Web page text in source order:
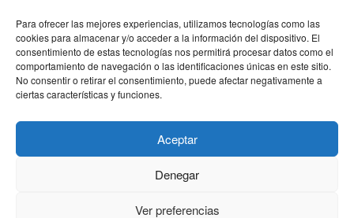
Para ofrecer las mejores experiencias, utilizamos tecnologías como las
cookies para almacenar y/o acceder a la información del dispositivo. El
consentimiento de estas tecnologías nos permitirá procesar datos como el
comportamiento de navegación o las identificaciones únicas en este sitio.
No consentir o retirar el consentimiento, puede afectar negativamente a
ciertas características y funciones.
Aceptar
Denegar
Ver preferencias
proyecto PS4 python Raspberryraspberrypi
raspbian review Servidor Web Sostenibilidad
tecnológicaTecnología torrent
transmissiontutorial ubuntu server Windows